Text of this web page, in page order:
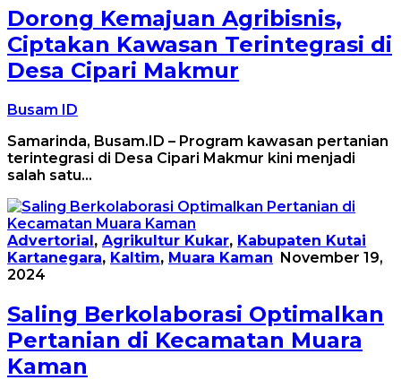
Dorong Kemajuan Agribisnis,
Ciptakan Kawasan Terintegrasi di
Desa Cipari Makmur
Busam ID
Samarinda, Busam.ID – Program kawasan pertanian
terintegrasi di Desa Cipari Makmur kini menjadi
salah satu…
Advertorial, Agrikultur Kukar, Kabupaten Kutai
Kartanegara, Kaltim, Muara Kaman November 19,
2024
Saling Berkolaborasi Optimalkan
Pertanian di Kecamatan Muara
Kaman